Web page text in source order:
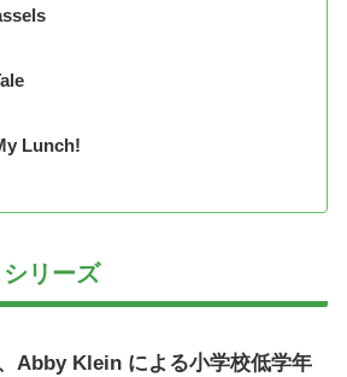
Lunch!
リーズ
Abby Klein による小学校低学年